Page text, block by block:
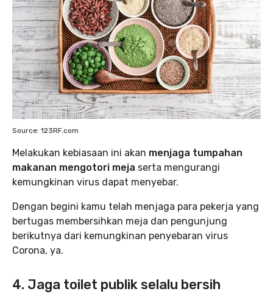
Source: 123RF.com
Melakukan kebiasaan ini akan menjaga tumpahan
makanan mengotori meja serta mengurangi
kemungkinan virus dapat menyebar.
Dengan begini kamu telah menjaga para pekerja yang
bertugas membersihkan meja dan pengunjung
berikutnya dari kemungkinan penyebaran virus
Corona, ya.
4. Jaga toilet publik selalu bersih